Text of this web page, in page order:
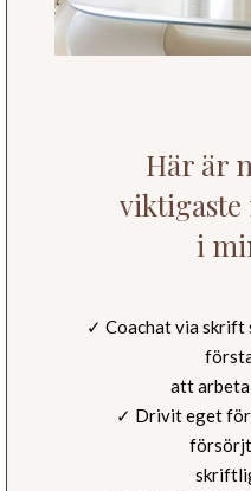
Här är
i
✓ Coachat via skrift
att arbeta
✓ Drivit eget
försörjt